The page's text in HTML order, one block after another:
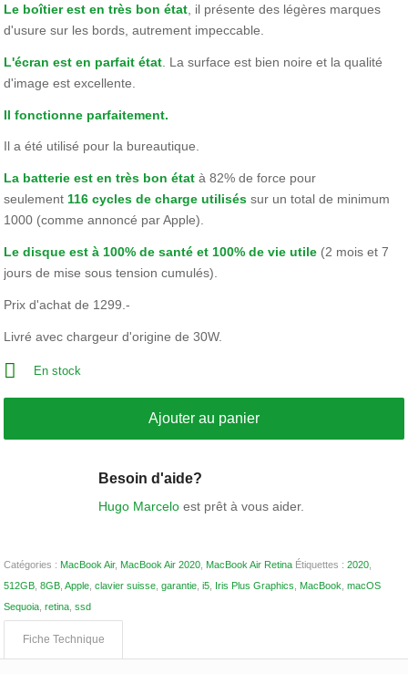
Le boîtier est en très bon état , il présente des légères marques
d'usure sur les bords, autrement impeccable.
L'écran est en parfait état . La surface est bien noire et la qualité
d'image est excellente.
Il fonctionne parfaitement.
Il a été utilisé pour la bureautique.
La batterie est en très bon état à 82% de force pour
seulement116 cycles de charge utilisés sur un total de minimum
1000 (comme annoncé par Apple).
Le disque est à 100% de santé et 100% de vie utile (2 mois et 7
jours de mise sous tension cumulés).
Prix d'achat de 1299.-
Livré avec chargeur d'origine de 30W.
En stock
Ajouter au panier
Besoin d'aide?
Hugo Marcelo est prêt à vous aider.
Catégories : MacBook Air, MacBook Air 2020 MacBook Air Retina Étiquettes :2020
512GB ,8GB ,Apple ,clavier suisse ,garantie ,i5 Iris Plus Graphics MacBook ,macOS
Sequoia ,retina ,ssd
Fiche Technique